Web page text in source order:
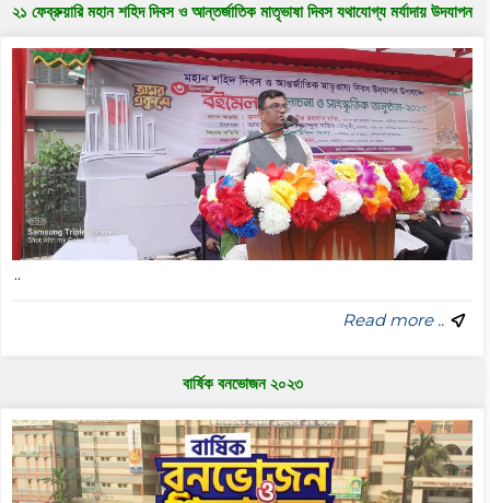
২১ ফেব্রুয়ারি মহান শহিদ দিবস ও আন্তর্জাতিক মাতৃভাষা দিবস যথাযোগ্য মর্যাদায় উদযাপন
..
Read more ..
বার্ষিক বনভোজন ২০২৩